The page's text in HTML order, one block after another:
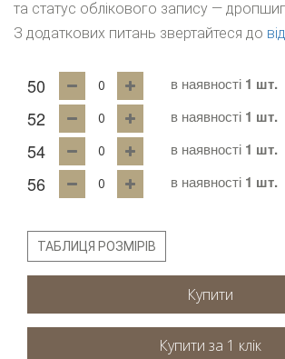
та статус облікового запису —
З додаткових питань звертайтеся до
50 в наявності 1 шт.
52 в наявності 1 шт.
54 в наявності 1 шт.
56 в наявності 1 шт.
ТАБЛИЦЯ РОЗМІРІВ
Купити